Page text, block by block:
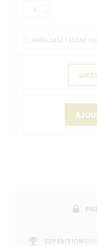
EMBALLAGE CADEAU ?
EXPÉDITION